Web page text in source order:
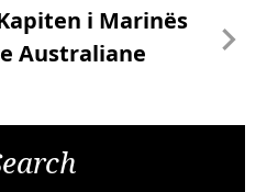
i Marinës
Australiane